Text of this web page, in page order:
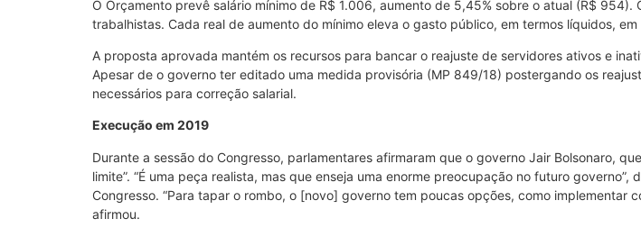
O Orçamento prevê salário mínimo de R$ 1.006, aumento de 5,45% sobre o atual (R$
trabalhistas. Cada real de aumento do mínimo eleva o gasto público, em termos líquidos,
A proposta aprovada mantém os recursos para bancar o reajuste de servidores ativos e
Apesar de o governo ter editado uma medida provisória (MP 849/18) postergando os
necessários para correção salarial.
Execução em 2019
Durante a sessão do Congresso, parlamentares afirmaram que o governo Jair Bolsonaro,
limite”. “É uma peça realista, mas que enseja uma enorme preocupação no futuro
Congresso. “Para tapar o rombo, o [novo] governo tem poucas opções, como implementar
afirmou.